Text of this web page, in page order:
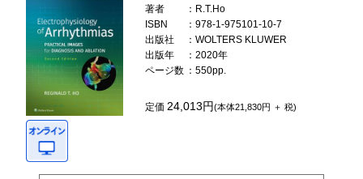
著者
：R.T.Ho
ISBN
：978-1-975101-10-7
出版社
：WOLTERS KLUWER
出版年
：2020年
ページ数 ：550pp.
定価24,013円(本体21,830円 ＋ 税)